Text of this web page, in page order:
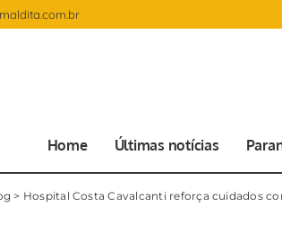
Home Últimas notícias
> Hospital Costa Cavalcanti reforça cuidados